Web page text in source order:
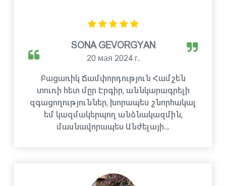
SONA GEVORGYAN
20 мая 2024 г.
Բացառիկ Ճամփորդություն Համշեն
տուռի հետ մըր Էրգիր, աննկարագրելի
զգացողություններ, խորապես շնորհակալ
եմ կազմակերպող անձնակազմին,
մասնավորապես Անժելայի…